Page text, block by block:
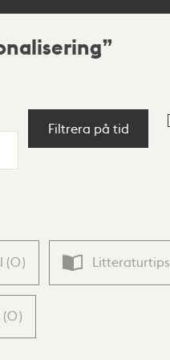
Filtrera på tid
(0) Litteraturtips
(0)